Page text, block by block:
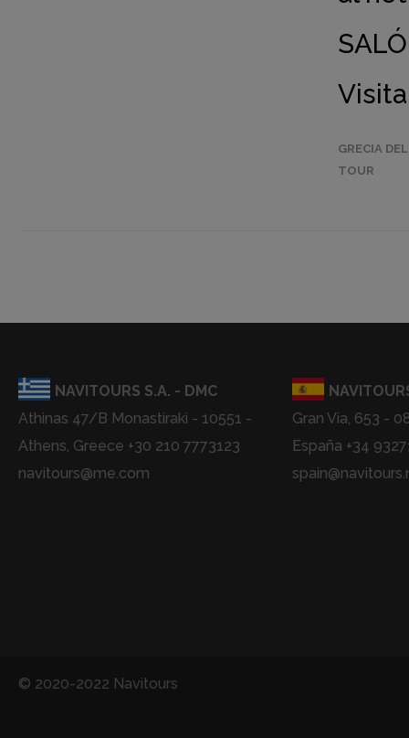
GRECIA
TOUR
NAVITOURS S.A. - DMC
Athinas 47/B Monastiraki - 10551 -
Athens, Greece +30 210 7773123
navitours@me.com
Gran Via, 653 -
España +34
© 2020-2022 Navitours